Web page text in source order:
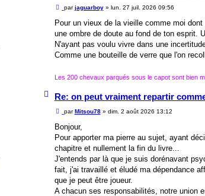
M
s
a
g
parjaguarboy» lun. 27 juil. 2026 09:56
Pour un vieux de la vieille comme moi
une ombre de doute au fond de ton esprit.
N'ayant pas voulu vivre dans une
Comme une bouteille de verre que l'on
Les 200 chevaux parqués sous le capot sont bien
Re: on peut vraiment repartir
M
s
a
g
parMitsou78» dim. 2 août 2026 13:12
Bonjour,
Pour apporter ma pierre au sujet, ayant
chapitre et nullement la fin du livre...
J'entends par là que je suis dorénavant
fait, j'ai travaillé et éludé ma dépendance
que je peut être joueur.
A chacun ses responsabilités, notre union
H
a